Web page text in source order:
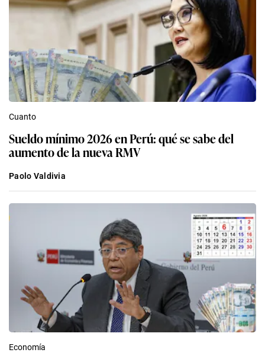
Cuanto
Sueldo mínimo 2026 en Perú: qué se sabe del
aumento de la nueva RMV
Paolo Valdivia
Economía